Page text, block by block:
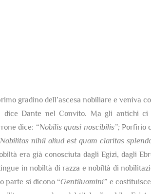
gradino dell’ascesa nobiliare e veniva
dice Dante nel Convito. Ma gli antichi ci
dice: “Nobilis quasi noscibilis”; Porfirio
Nobilitas nihil aliud est quam claritas
era già conosciuta dagli Egizi, dagli
in nobiltà di razza e nobiltà di
parte si dicono “Gentiluomini” e